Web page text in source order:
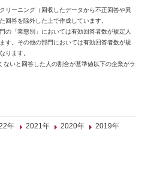
リーニング（回収したデータから不正回答や異
回答を除外した上で作成しています。
「業態別」においては有効回答者数が規定人
す。その他の部門においては有効回答者数が規
ります。
いと回答した人の割合が基準値以下の企業がラ
年 2021年 2020年
2019年